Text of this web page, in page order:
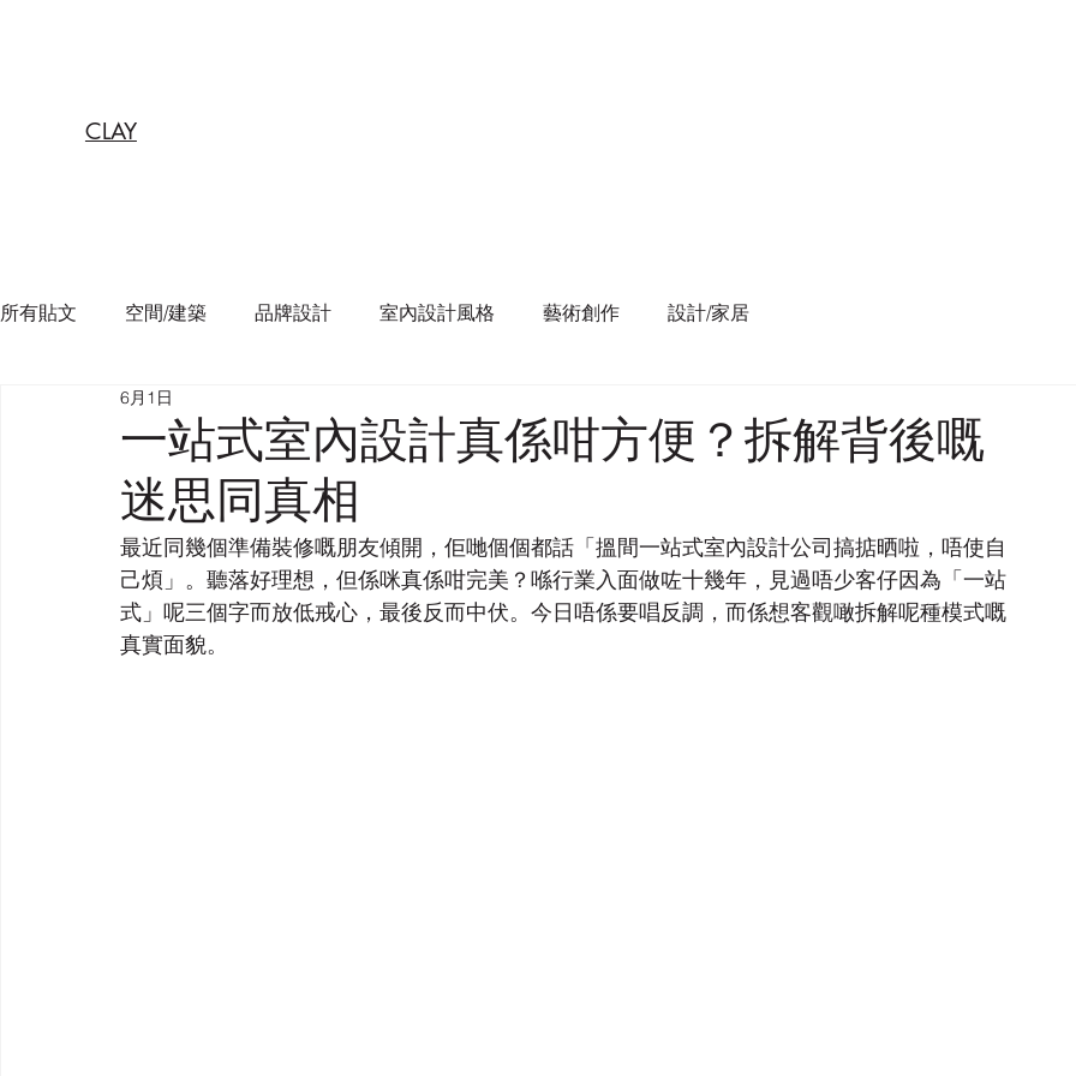
CLAY
所有貼文 空間/建築 品牌設計 室內設計風格 藝術創作 設計/家居
一站式室內設計真係咁方便？拆解背後嘅
迷思同真相
6月1日
最近同幾個準備裝修嘅朋友傾開，佢哋個個都話「搵間一站式室內設計公司搞掂晒啦，唔使自
己煩」。聽落好理想，但係咪真係咁完美？喺行業入面做咗十幾年，見過唔少客仔因為「一站
式」呢三個字而放低戒心，最後反而中伏。今日唔係要唱反調，而係想客觀噉拆解呢種模式嘅
真實面貌。